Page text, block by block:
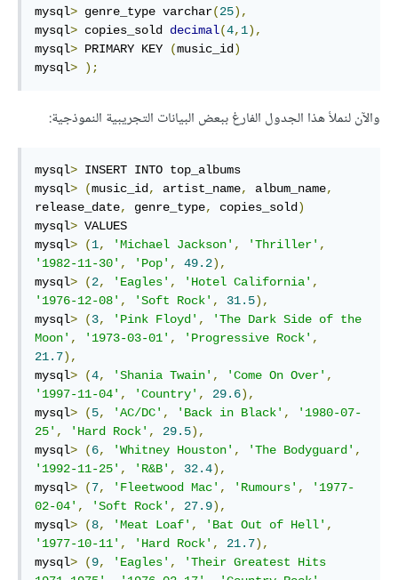
mysql> genre_type varchar(25),
mysql> copies_sold decimal(4, 1),
mysql> PRIMARY KEY (music_id)
mysql> );
والآن لنملأ هذا الجدول الفارغ ببعض البيانات التجريبية النموذجية:
mysql> INSERT INTO top_albums
mysql> (music_id, artist_name, album_name,
release_date, genre_type, copies_sold)
mysql> VALUES
mysql> (1, 'Michael Jackson' , 'Thriller' ,
'1982-11-30' , 'Pop' , 49.2),
mysql> (2, 'Eagles' , 'Hotel California' ,
'1976-12-08' , 'Soft Rock' , 31.5),
mysql> (3, 'Pink Floyd' ,
'The Dark Side of the
Moon' , '1973-03-01' , 'Progressive Rock' ,
21.7),
mysql> (4, 'Shania Twain' , 'Come On Over' ,
'1997-11-04' , 'Country' , 29.6),
mysql> (5, 'AC/DC' , 'Back in Black' ,
'1980-07-
25' , 'Hard Rock' , 29.5),
mysql> (6, 'Whitney Houston' , 'The Bodyguard' ,
'1992-11-25' , 'R&B' , 32.4),
mysql> (7, 'Fleetwood Mac' , 'Rumours' ,
'1977-
02-04' , 'Soft Rock' , 27.9),
mysql> (8, 'Meat Loaf' , 'Bat Out of Hell' ,
'1977-10-11' , 'Hard Rock' , 21.7),
mysql> (9, 'Eagles' ,
'Their Greatest Hits